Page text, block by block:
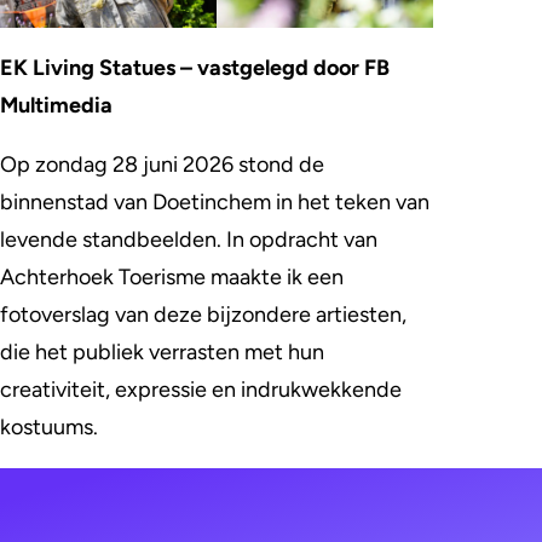
EK Living Statues– vastgelegd door FB
Multimedia
Op zondag 28 juni 2026 stond de
binnenstad van Doetinchem in het teken van
levende standbeelden. In opdracht van
Achterhoek Toerisme maakte ik een
fotoverslag van deze bijzondere artiesten,
die het publiek verrasten met hun
creativiteit, expressie en indrukwekkende
kostuums.